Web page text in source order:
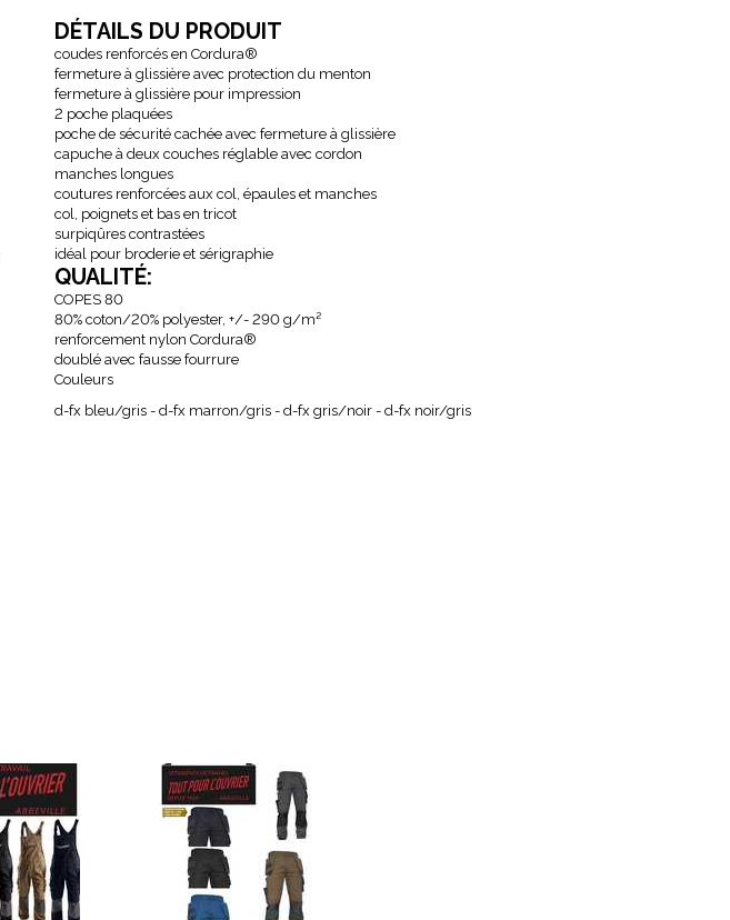
DÉTAILS DU PRODUIT
coudes renforcés en Cordura®
fermeture à glissière avec protection du menton
fermeture à glissière pour impression
2 poche plaquées
poche de sécurité cachée avec fermeture à glissière
capuche à deux couches réglable avec cordon
manches longues
coutures renforcées aux col, épaules et manches
col, poignets et bas en tricot
surpiqûres contrastées
idéal pour broderie et sérigraphie
QUALITÉ:
COPES 80
80% coton/20% polyester, +/- 290 g/m²
renforcement nylon Cordura®
doublé avec fausse fourrure
Couleurs
d-fx bleu/gris - d-fx marron/gris - d-fx gris/noir - d-fx noir/gris